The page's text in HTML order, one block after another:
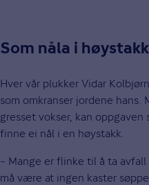
Som nåla i
Hver vår plukker Vidar
som omkranser jordene hans.
gresset vokser, kan oppgaven
finne ei nål i en høystakk.
– Mange er flinke til å ta
må være at ingen kaster